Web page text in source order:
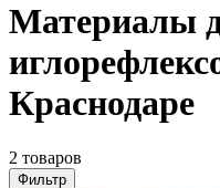
Материалы
Краснодаре
2 товаров
Фильтр